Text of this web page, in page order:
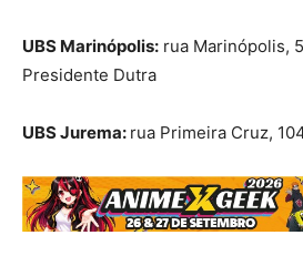
UBS Marinópolis: rua Marinópolis,
Presidente Dutra
UBS Jurema: rua Primeira Cruz,